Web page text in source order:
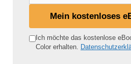
e
Mein kostenloses
Ich möchte das kostenlose
Color erhalten.